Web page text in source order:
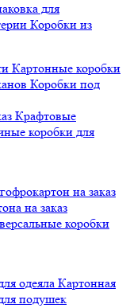
для
Коробки из
Картонные коробки
Коробки под
Крафтовые
коробки для
на заказ
на заказ
коробки
одеяла Картонная
подушек